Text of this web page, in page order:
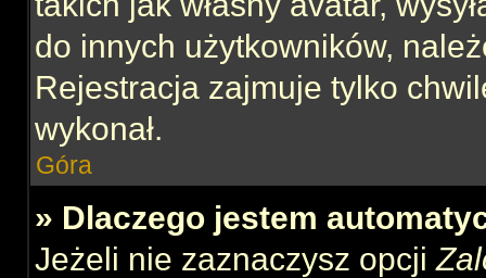
do innych użytkowników,
Rejestracja zajmuje tylko
wykonał.
Góra
» Dlaczego jestem
Jeżeli nie zaznaczysz opcji